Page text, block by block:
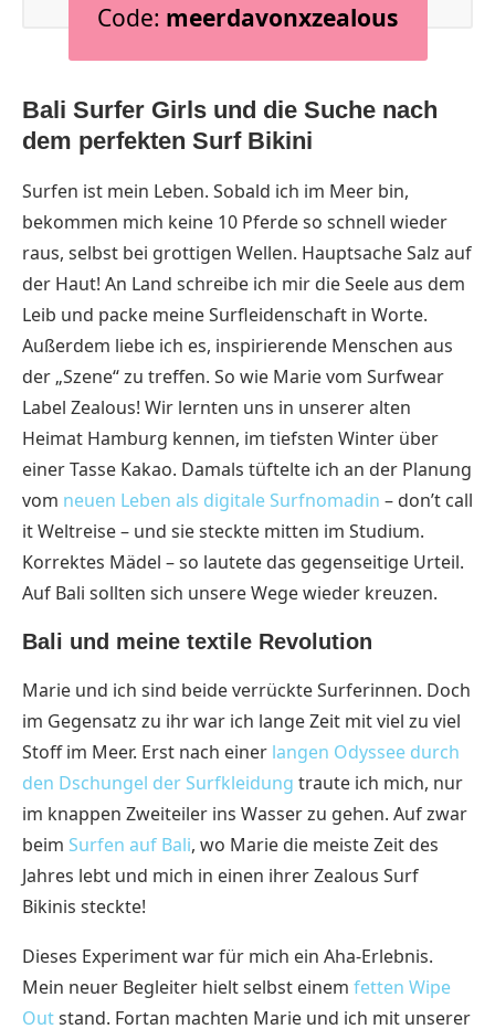
Code: meerdavonxzealous
Bali Surfer Girls und die Suche nach
dem perfekten Surf Bikini
Surfen ist mein Leben. Sobald ich im Meer bin,
bekommen mich keine 10 Pferde so schnell wieder
raus, selbst bei grottigen Wellen. Hauptsache Salz auf
der Haut! An Land schreibe ich mir die Seele aus dem
Leib und packe meine Surfleidenschaft in Worte.
Außerdem liebe ich es, inspirierende Menschen aus
der „Szene“ zu treffen. So wie Marie vom Surfwear
Label Zealous! Wir lernten uns in unserer alten
Heimat Hamburg kennen, im tiefsten Winter über
einer Tasse Kakao. Damals tüftelte ich an der Planung
vom neuen Leben als digitale Surfnomadin – don’t call
it Weltreise – und sie steckte mitten im Studium.
Korrektes Mädel – so lautete das gegenseitige Urteil.
Auf Bali sollten sich unsere Wege wieder kreuzen.
Bali und meine textile Revolution
Marie und ich sind beide verrückte Surferinnen. Doch
im Gegensatz zu ihr war ich lange Zeit mit viel zu viel
Stoff im Meer. Erst nach einer langen Odyssee durch
den Dschungel der Surfkleidung traute ich mich, nur
im knappen Zweiteiler ins Wasser zu gehen. Auf zwar
beim Surfen auf Bali, wo Marie die meiste Zeit des
Jahres lebt und mich in einen ihrer Zealous Surf
Bikinis steckte!
Dieses Experiment war für mich ein Aha-Erlebnis.
Mein neuer Begleiter hielt selbst einem fetten Wipe
Outstand. Fortan machten Marie und ich mit unserer